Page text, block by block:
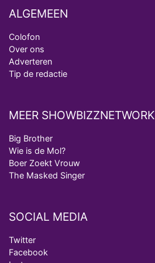
ALGEMEEN
Colofon
Over ons
Adverteren
Tip de redactie
MEER SHOWBIZZNETWORK
Big Brother
Wie is de Mol?
Boer Zoekt Vrouw
The Masked Singer
SOCIAL MEDIA
Twitter
Facebook